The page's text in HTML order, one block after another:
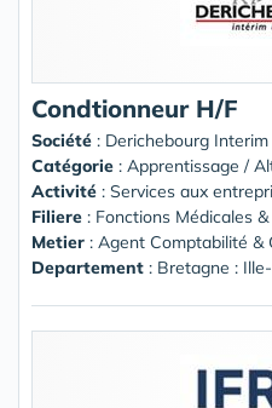
Condtionneur H/F
Société : Derichebourg
Catégorie : Apprentissage /
Activité : Services aux
Filiere : Fonctions Médicales
Metier : Agent Comptabilité &
Departement : Bretagne :